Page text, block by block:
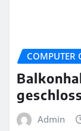
COMPUTER
Admin